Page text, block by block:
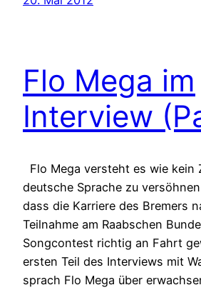
Flo Mega im
Interview
Flo Mega versteht es wie kein
deutsche Sprache zu
dass die Karriere des Bremers
Teilnahme am Raabschen
Songcontest richtig an Fahrt
ersten Teil des Interviews mit
sprach Flo Mega über